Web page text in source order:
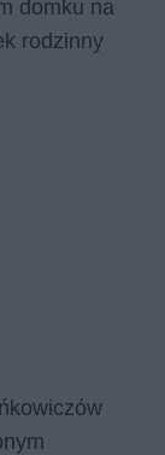
domku na
rodzinny